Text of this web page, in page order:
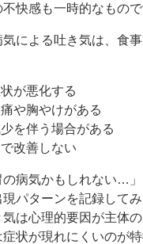
快感も一時的なもので
による吐き気は、食
が悪化する
や胸やけがある
を伴う場合がある
改善しない
の病気かもしれない…
パターンを記録してみ
は心理的要因が主体
状が現れにくいのが特